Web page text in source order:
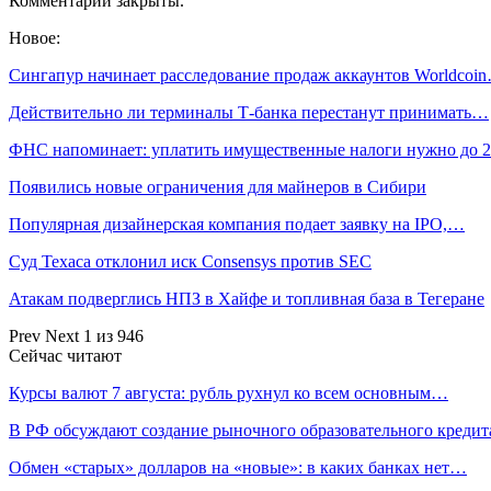
Новое:
Сингапур начинает расследование продаж аккаунтов
Действительно ли терминалы Т-банка перестанут принимать…
ФНС напоминает: уплатить имущественные налоги нужно до
Появились новые ограничения для майнеров в Сибири
Популярная дизайнерская компания подает заявку на IPO,…
Суд Техаса отклонил иск Consensys против SEC
Атакам подверглись НПЗ в Хайфе и топливная база в Тегеране
Prev Next 1 из 946
Сейчас читают
Курсы валют 7 августа: рубль рухнул ко всем основным…
В РФ обсуждают создание рыночного образовательного
Обмен «старых» долларов на «новые»: в каких банках нет…